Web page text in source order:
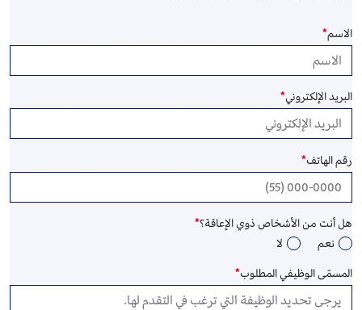
الاسم*
البريد الإلكتروني*
رقم الهاتف*
هل أنت من الأشخاص ذوي الإعاقة؟*
نعم
لا
المسمّى الوظيفي المطلوب*